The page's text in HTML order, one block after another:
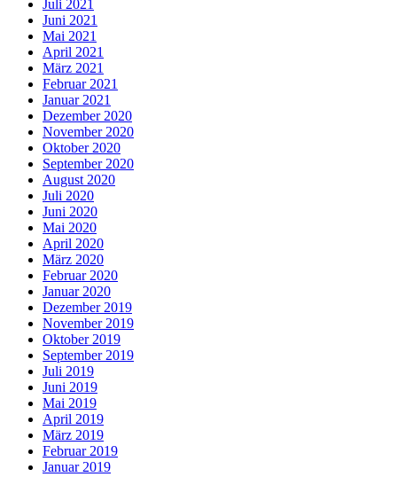
Juli 2021
Juni 2021
Mai 2021
April 2021
März 2021
Februar 2021
Januar 2021
Dezember 2020
November 2020
Oktober 2020
September 2020
August 2020
Juli 2020
Juni 2020
Mai 2020
April 2020
März 2020
Februar 2020
Januar 2020
Dezember 2019
November 2019
Oktober 2019
September 2019
Juli 2019
Juni 2019
Mai 2019
April 2019
März 2019
Februar 2019
Januar 2019